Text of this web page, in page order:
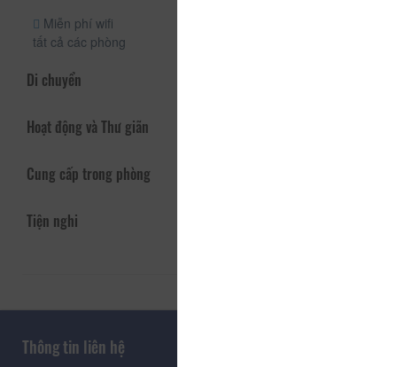
Miễn phí wifi
tất cả các phòng
Di chuyển
Hoạt động và Thư giãn
Cung cấp trong phòng
Tiện nghi
Thông tin liên hệ